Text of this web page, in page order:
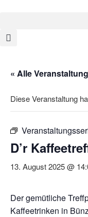
« Alle
Diese Veranstaltung
D’r
13. August 2025 @
Der gemütliche
Kaffeetrinken in